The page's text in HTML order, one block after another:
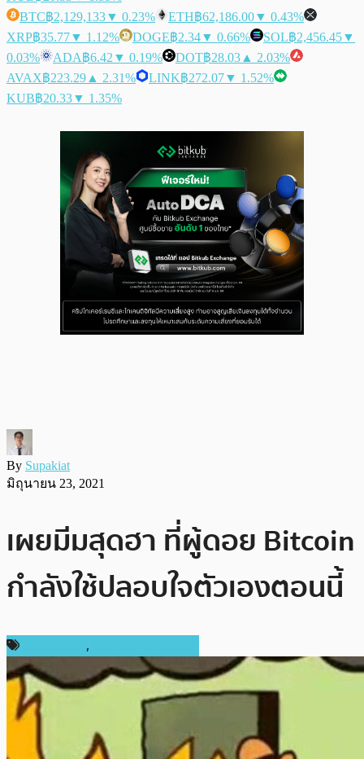
BTC฿2,129,133▼ 0.23% ETH฿62,186.00▼ 0.43%
XRP฿35.77▼ 1.12% DOGE฿2.34▼ 0.66% SOL฿2,456.45▼
0.03%
ADA฿6.42 ▼ 0.19% DOT฿28.03 ▲ 2.03%
AVAX฿223.29 ▲ 2.31% LINK฿272.07▼ 1.52%
KUB฿20.33▼ 1.35%
By Supakiat
มิถุนายน 23, 2021
เผยมีมสุดฮา ที่ผู้ดอย Bitcoin
กำลังใช้ปลอบใจตัวเองตอนนี้
,